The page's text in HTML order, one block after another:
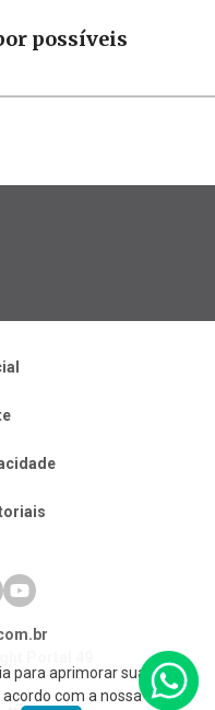
possíveis
para aprimorar sua
com a nossa